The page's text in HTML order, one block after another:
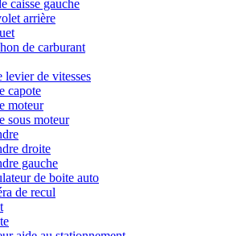
caisse gauche
arrière
de carburant
levier de vitesses
capote
moteur
sous moteur
droite
gauche
de boite auto
de recul